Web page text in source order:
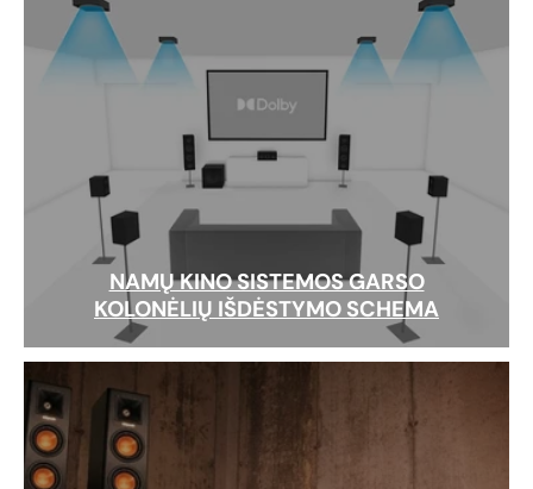
NAMŲ KINO SISTEMOS GARSO
KOLONĖLIŲ IŠDĖSTYMO SCHEMA